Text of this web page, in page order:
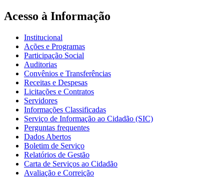
Acesso à Informação
Institucional
Ações e Programas
Participação Social
Auditorias
Convênios e Transferências
Receitas e Despesas
Licitações e Contratos
Servidores
Informações Classificadas
Serviço de Informação ao Cidadão (SIC)
Perguntas frequentes
Dados Abertos
Boletim de Serviço
Relatórios de Gestão
Carta de Serviços ao Cidadão
Avaliação e Correição